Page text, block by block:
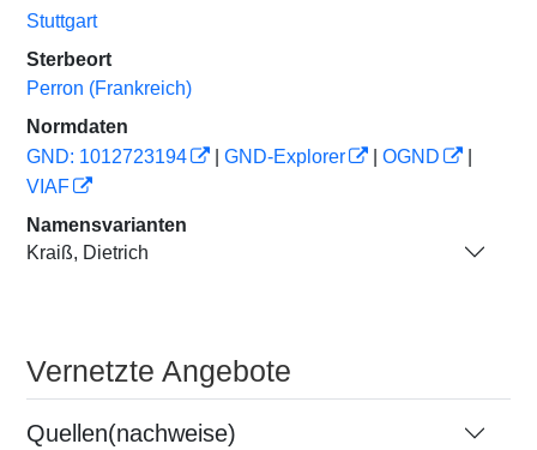
Stuttgart
Sterbeort
Perron (Frankreich)
Normdaten
GND: 1012723194
GND-Explorer OGND
VIAF
Namensvarianten
Kraiß, Dietrich
Vernetzte Angebote
Quellen(nachweise)